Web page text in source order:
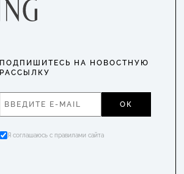
ПОДПИШИТЕСЬ НА НОВОСТНУЮ
РАССЫЛКУ
ОК
Я соглашаюсь с правилами сайта